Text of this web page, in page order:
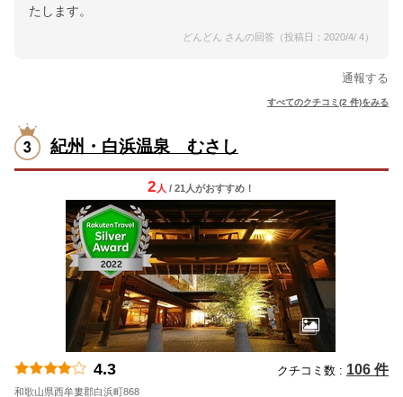
たします。
どんどん さんの回答（投稿日：2020/4/ 4）
通報する
すべてのクチコミ(2 件)をみる
紀州・白浜温泉 むさし
2 人 / 21人がおすすめ！
4.3 クチコミ数 : 106 件
和歌山県西牟婁郡白浜町868